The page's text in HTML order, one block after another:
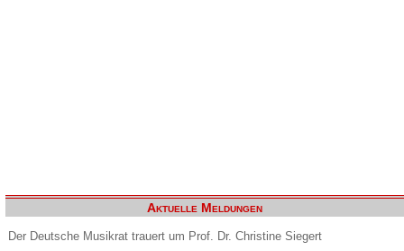
Aktuelle Meldungen
Der Deutsche Musikrat trauert um Prof. Dr. Christine Siegert